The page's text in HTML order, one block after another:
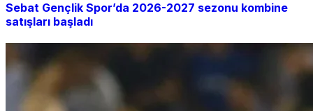
Sebat Gençlik Spor’da 2026-2027 sezonu kombine
satışları başladı